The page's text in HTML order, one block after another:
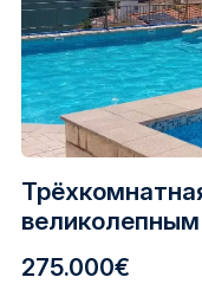
275.000€